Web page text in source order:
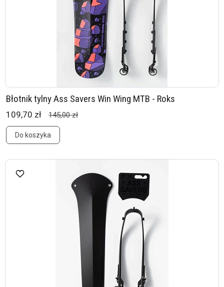
Błotnik tylny Ass Savers Win Wing MTB - Roks
109,70 zł 145,00 zł
Do koszyka